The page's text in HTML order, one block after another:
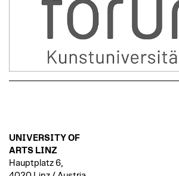
UNIVERSITY OF
ARTS LINZ
Hauptplatz 6,